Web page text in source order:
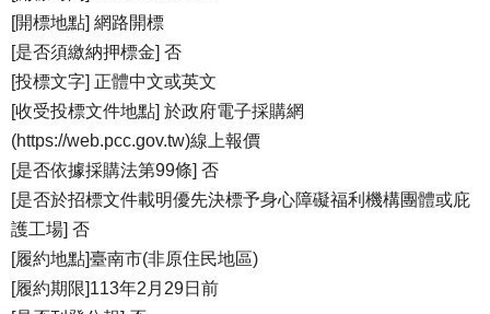
[開標地點] 網路開標
[是否須繳納押標金] 否
[投標文字] 正體中文或英文
[收受投標文件地點] 於政府電子採購網
(https://web.pcc.gov.tw)線上報價
[是否依據採購法第99條] 否
[是否於招標文件載明優先決標予身心障礙福利機構團體或庇
護工場] 否
[履約地點]臺南市(非原住民地區)
[履約期限]113年2月29日前